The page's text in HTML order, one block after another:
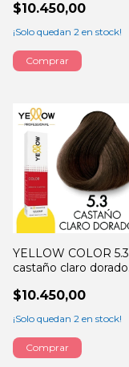
$10.450,00
¡Solo quedan2 en stock!
YELLOW COLOR 5.3
castaño claro dorado
$10.450,00
¡Solo quedan2 en stock!